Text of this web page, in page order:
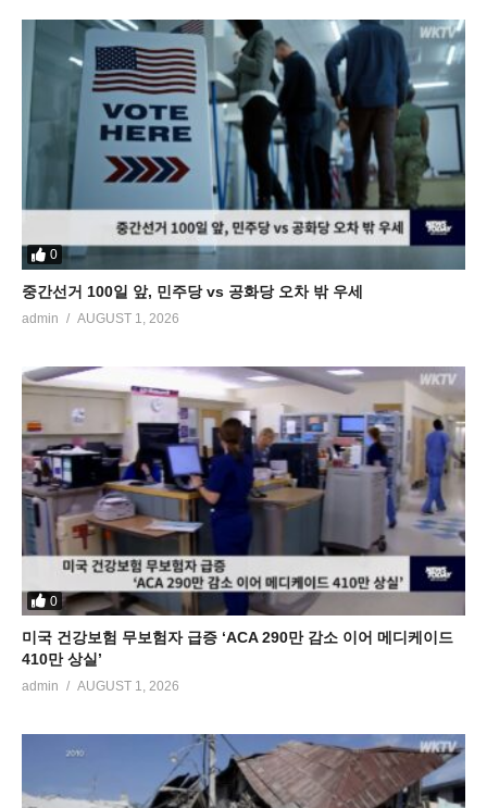
0
중간선거 100일 앞, 민주당 vs 공화당 오차 밖 우세
admin AUGUST 1, 2026
0
미국 건강보험 무보험자 급증 ‘ACA 290만 감소 이어 메디케이드
410만 상실’
admin AUGUST 1, 2026